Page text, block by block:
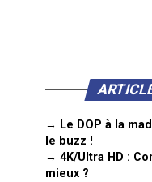
→ Le DOP à la
le buzz !
→ 4K/Ultra HD :
mieux ?